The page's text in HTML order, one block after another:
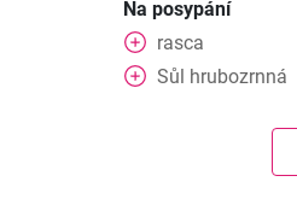
Na posypání
rasca
Sůl hrubozrnná